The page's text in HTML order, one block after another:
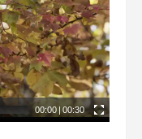
00:00 | 00:30